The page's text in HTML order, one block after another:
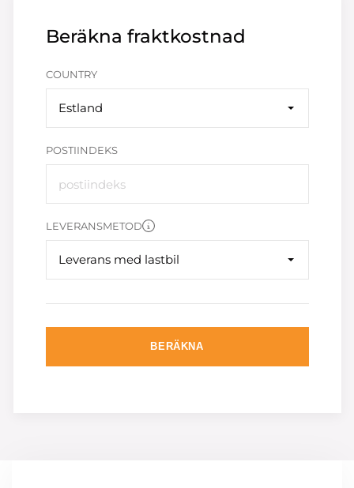
Beräkna fraktkostnad
COUNTRY
Estland
POSTIINDEKS
LEVERANSMETOD
Leverans med lastbil
BERÄKNA